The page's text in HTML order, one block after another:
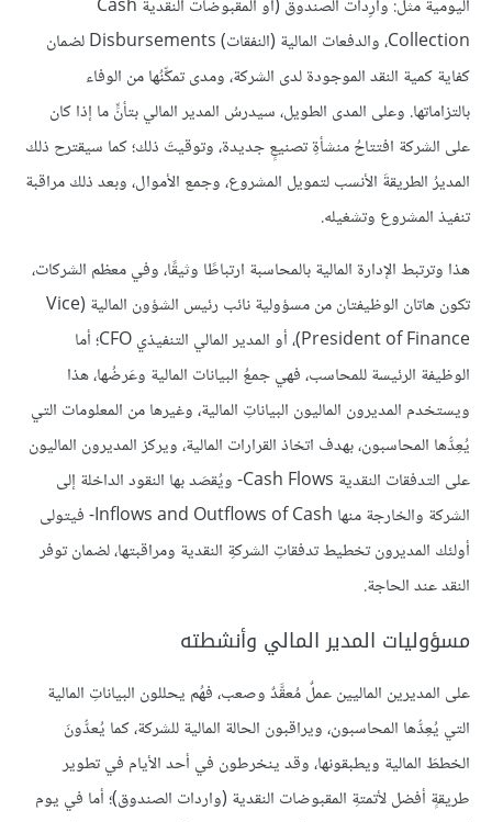
اليومية مثل: وارِدات الصندوق (أو المقبوضات النقدية Cash
Collection، والدفعات المالية (النفقات) Disbursements لضمان
كفاية كمية النقد الموجودة لدى الشركة، ومدى تمكِّنُها من الوفاء
بالتزاماتها. وعلى المدى الطويل، سيدرسُ المدير المالي بتأنٍّ ما إذا كان
على الشركة افتتاحُ منشأةِ تصنيعٍ جديدة، وتوقيتَ ذلك؛ كما سيقترح ذلك
المديرُ الطريقةَ الأنسب لتمويل المشروع، وجمع الأموال، وبعد ذلك مراقبة
تنفيذ المشروع وتشغيله.
هذا وترتبط الإدارة المالية بالمحاسبة ارتباطًا وثيقًا، وفي معظم الشركات،
تكون هاتان الوظيفتان من مسؤولية نائب رئيس الشؤون المالية Vice)
President of Finance)، أو المدير المالي التنفيذي CFO؛ أما
الوظيفة الرئيسة للمحاسب، فهي جمعُ البيانات المالية وعَرضُها، هذا
ويستخدم المديرون الماليون البياناتِ المالية، وغيرها من المعلومات التي
يُعِدُّها المحاسبون، بهدف اتخاذ القرارات المالية، ويركز المديرون الماليون
على التدفقات النقدية Cash Flows- ويُقصَد بها النقود الداخلة إلى
الشركة والخارجة منها Inflows and Outflows of Cash- فيتولى
أولئك المديرون تخطيط تدفقاتِ الشركةِ النقدية ومراقبتها، لضمان توفر
النقد عند الحاجة.
مسؤوليات المدير المالي وأنشطته
على المديرين الماليين عملٌ مُعقَّدٌ وصعب، فهُم يحللون البياناتِ المالية
التي يُعِدُّها المحاسبون، ويراقبون الحالة المالية للشركة، كما يُعدُّونَ
الخططَ المالية ويطبقونها، وقد ينخرطون في أحد الأيام في تطوير
طريقةٍ أفضل لأتمتةِ المقبوضات النقدية (واردات الصندوق)؛ أما في يوم